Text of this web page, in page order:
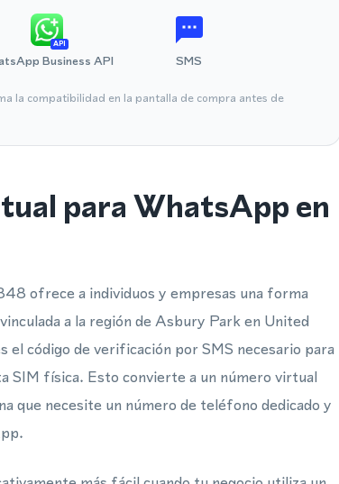
API
Business API SMS
la compatibilidad en la pantalla de compra antes de
para WhatsApp en
ofrece a individuos y empresas una forma
a la región de Asbury Park en United
código de verificación por SMS necesario para
SIM física. Esto convierte a un número virtual
que necesite un número de teléfono dedicado y